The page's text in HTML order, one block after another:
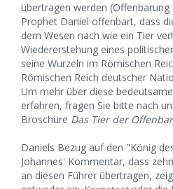
übertragen werden
Prophet Daniel offenbart, dass
dem Wesen nach wie ein Tier
Wiedererstehung eines
seine Wurzeln im Römischen
Römischen Reich deutscher
Um mehr über diese
erfahren, fragen Sie bitte nach
Broschüre Das Tier der
Daniels Bezug auf den "König
Johannes' Kommentar, dass
an diesen Führer übertragen,